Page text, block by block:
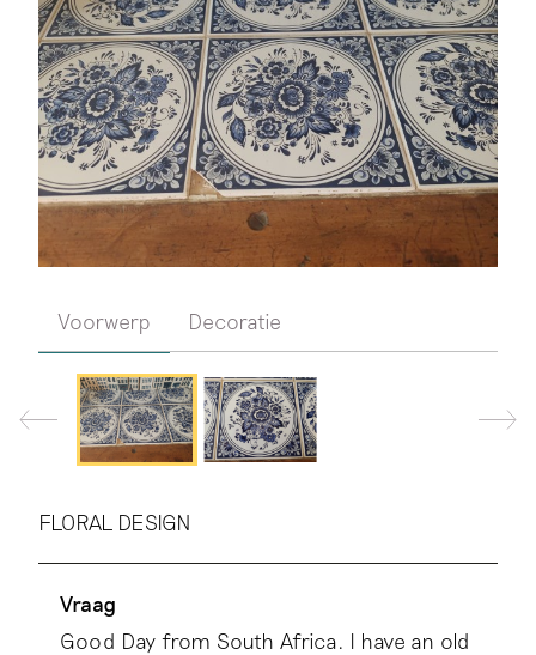
Voorwerp Decoratie
FLORAL DESIGN
Vraag
Good Day from South Africa. I have an old